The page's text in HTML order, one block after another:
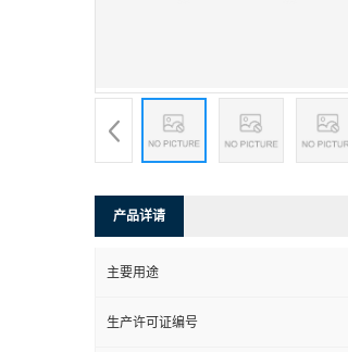
产品详请
主要用途
生产许可证编号